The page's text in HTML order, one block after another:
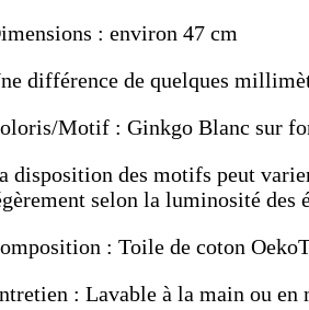
: environ 47 cm
différence de quelques
Motif : Ginkgo Blanc sur
disposition des motifs peut
selon la luminosité des
: Toile de coton
: Lavable à la main ou en